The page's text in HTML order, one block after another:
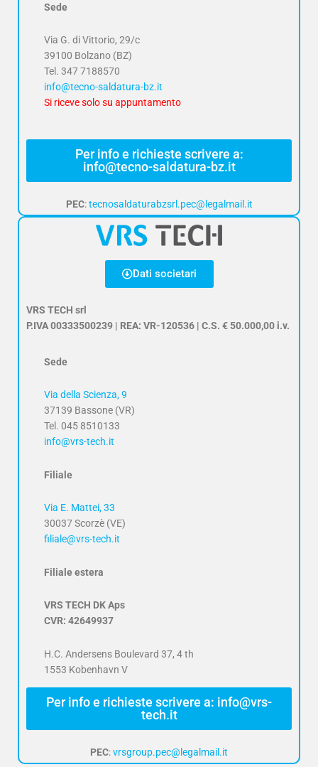
Sede
Via G. di Vittorio, 29/c
39100 Bolzano (BZ)
Tel. 347 7188570
info@tecno-saldatura-bz.it
Si riceve solo su appuntamento
Per info e richieste scrivere a:
info@tecno-saldatura-bz.it
PEC:tecnosaldaturabzsrl.pec@legalmail.it
Dati societari
VRS TECH srl
P.IVA 00333500239 | REA: VR-120536 | C.S. € 50.000,00 i.v.
Sede
Via della Scienza, 9
37139 Bassone (VR)
Tel. 045 8510133
info@vrs-tech.it
Filiale
Via E. Mattei, 33
30037 Scorzè (VE)
filiale@vrs-tech.it
Filiale estera
VRS TECH DK Aps
CVR: 42649937
H.C. Andersens Boulevard 37, 4 th
1553 Kobenhavn V
Per info e richieste scrivere a: info@vrs-
tech.it
PEC:vrsgroup.pec@legalmail.it